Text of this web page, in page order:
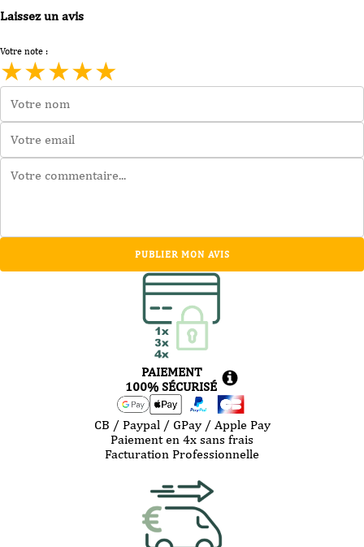
Laissez un avis
Votre note :
★★★★★
PUBLIER MON AVIS
PAIEMENT
100% SÉCURISÉ
CB / Paypal / GPay / Apple Pay
Paiement en 4x sans frais
Facturation Professionnelle